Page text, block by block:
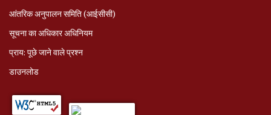
आंतरिक अनुपालन समिति (आईसीसी)
सूचना का अधिकार अधिनियम
प्राय: पूछे जाने वाले प्रश्‍न
डाउनलोड